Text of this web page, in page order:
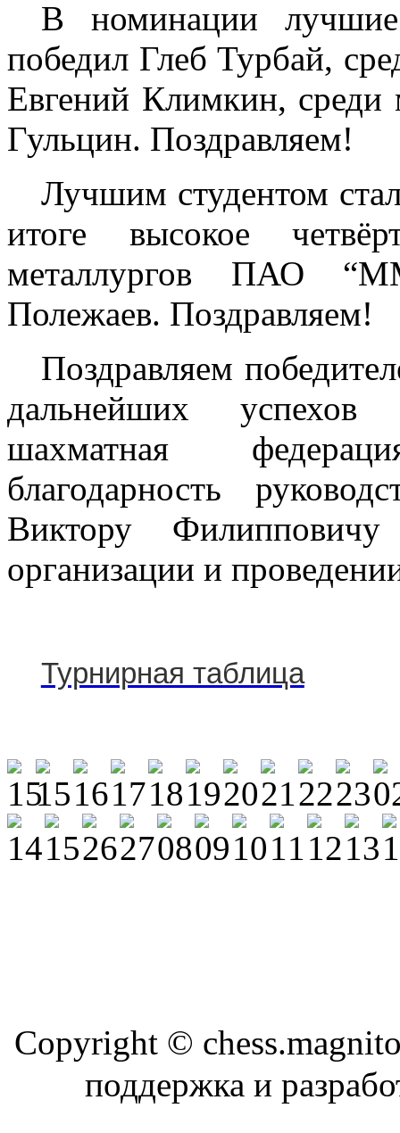
В номинации
победил Глеб Турбай,
Евгений Климкин,
Гульцин. Поздравляем!
Лучшим студентом
итоге высокое
металлургов ПАО
Полежаев. Поздравляем!
Поздравляем
дальнейших
шахматная
благодарность
Виктору
организации и
Турнирная таблица
Copyright ©
поддержка и